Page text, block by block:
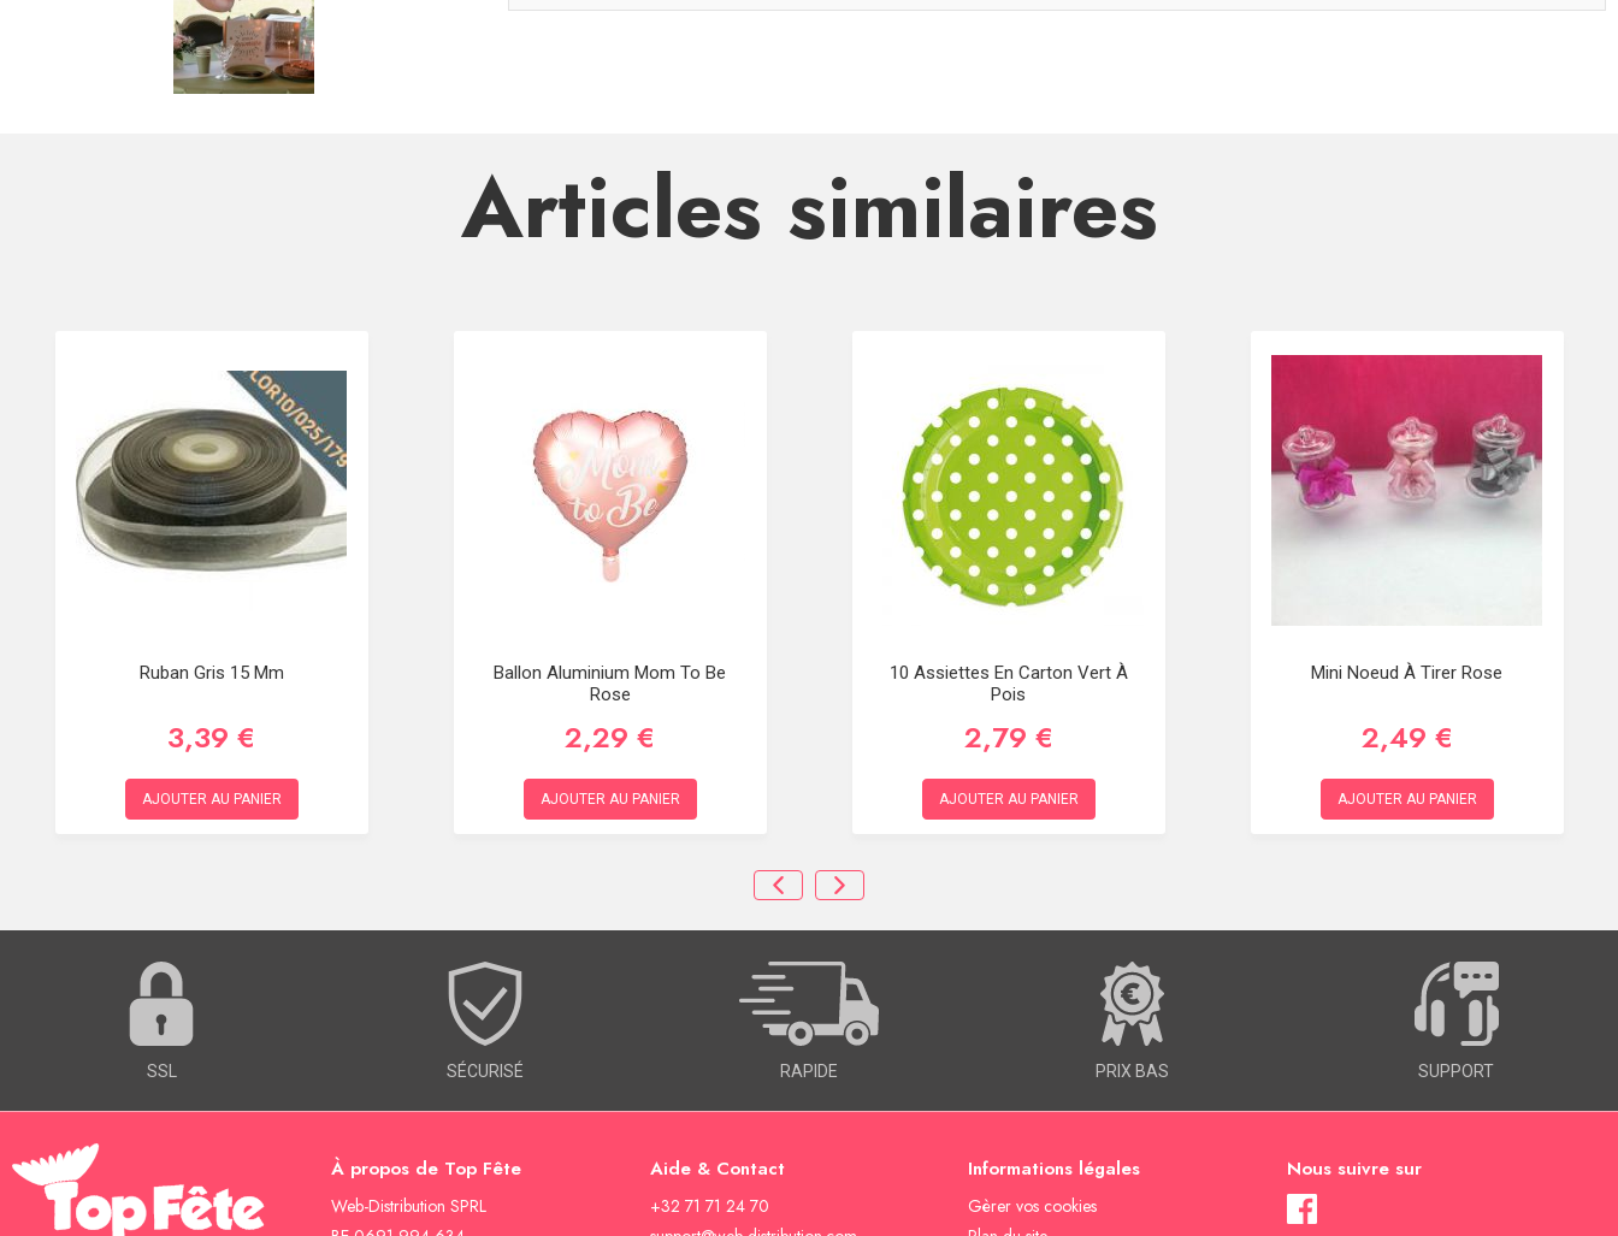
Articles similaires
Ruban Gris 15 Mm
3,39 €
AJOUTER AU PANIER
Ballon Aluminium Mom To Be
Rose
2,29 €
AJOUTER AU PANIER
10 Assiettes En Carton Vert À
Pois
2,79 €
AJOUTER AU PANIER
Mini Noeud À Tirer Rose
2,49 €
AJOUTER AU PANIER
SSL SÉCURISÉ RAPIDE PRIX BAS SUPPORT
À propos de Top Fête
Web-Distribution SPRL
Aide & Contact
+32 71 71 24 70
Informations légales
Gèrer vos cookies
Nous suivre sur